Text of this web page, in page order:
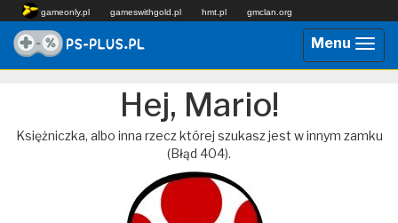
gameonly.pl gameswithgold.pl hmt.pl gmclan.org
Menu
Hej, Mario!
Księżniczka, albo inna rzecz której szukasz jest w innym zamku
(Błąd 404).